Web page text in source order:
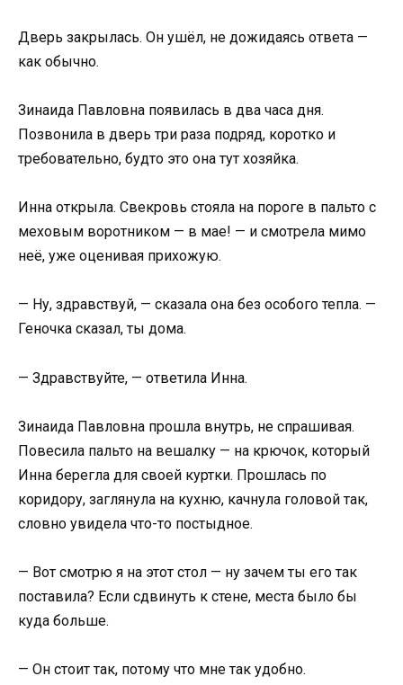
Дверь закрылась. Он ушёл, не дожидаясь ответа —
как обычно.
Зинаида Павловна появилась в два часа дня.
Позвонила в дверь три раза подряд, коротко и
требовательно, будто это она тут хозяйка.
Инна открыла. Свекровь стояла на пороге в пальто с
меховым воротником — в мае! — и смотрела мимо
неё, уже оценивая прихожую.
— Ну, здравствуй, — сказала она без особого тепла. —
Геночка сказал, ты дома.
— Здравствуйте, — ответила Инна.
Зинаида Павловна прошла внутрь, не спрашивая.
Повесила пальто на вешалку — на крючок, который
Инна берегла для своей куртки. Прошлась по
коридору, заглянула на кухню, качнула головой так,
словно увидела что-то постыдное.
— Вот смотрю я на этот стол — ну зачем ты его так
поставила? Если сдвинуть к стене, места было бы
куда больше.
— Он стоит так, потому что мне так удобно.